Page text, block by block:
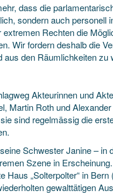
dass die
sondern auch personell
Rechten die
Wir fordern deshalb die
aus den Räumlichkeiten zu
Akteurinnen und
Martin Roth und
sind regelmässig die
Schwester Janine – in
Szene in
„Solterpolter“ in
gewalttätigen